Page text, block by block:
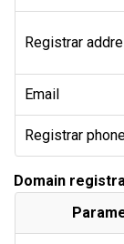
Registrar
Email
Registrar
Domain